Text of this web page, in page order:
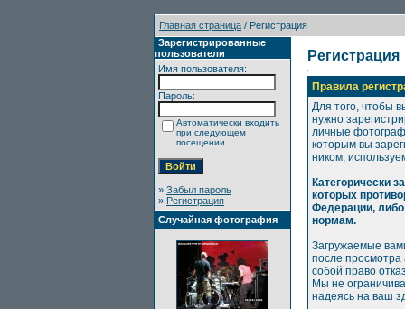
Главная страница / Регистрация
Зарегистрированные
пользователи
Имя пользователя:
Пароль:
Автоматически входить
при следующем
посещении
» Забыл пароль
» Регистрация
Случайная фотография
Регистрация
Правила
Для того, чтобы
нужно
личные
которым вы
ником,
Категорически
которых
Федерации,
нормам.
Загружаемые
после просмотра
собой право
Мы не
надеясь на ваш